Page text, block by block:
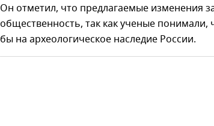
Он отметил, что предлагаемые изменения
общественность, так как ученые
бы на археологическое наследие России.